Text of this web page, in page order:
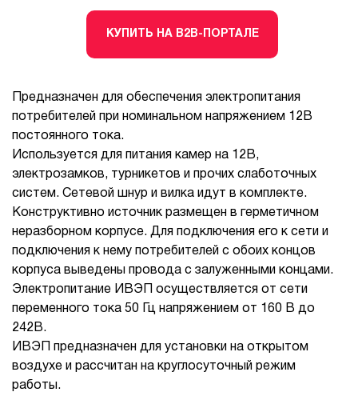
КУПИТЬ НА B2B-ПОРТАЛЕ
Предназначен для обеспечения электропитания
потребителей при номинальном напряжением 12В
постоянного тока.
Используется для питания камер на 12В,
электрозамков, турникетов и прочих слаботочных
систем. Сетевой шнур и вилка идут в комплекте.
Конструктивно источник размещен в герметичном
неразборном корпусе. Для подключения его к сети и
подключения к нему потребителей с обоих концов
корпуса выведены провода с залуженными концами.
Электропитание ИВЭП осуществляется от сети
переменного тока 50 Гц напряжением от 160 В до
242В.
ИВЭП предназначен для установки на открытом
воздухе и рассчитан на круглосуточный режим
работы.